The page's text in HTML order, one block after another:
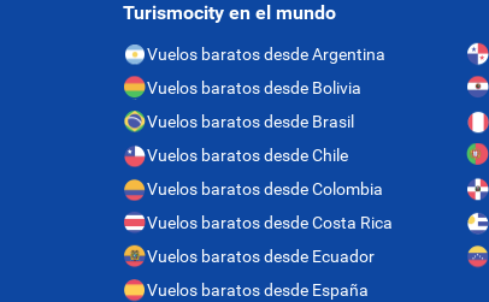
Turismocity en el mundo
Vuelos baratos desde Argentina
Vuelos baratos desde Bolivia
Vuelos baratos desde Brasil
Vuelos baratos desde Chile
Vuelos baratos desde Colombia
Vuelos baratos desde Costa Rica
Vuelos baratos desde Ecuador
Vuelos baratos desde España